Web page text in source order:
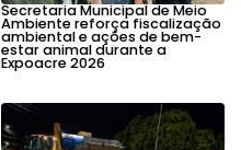
Secretaria Municipal de Meio
Ambiente reforça fiscalização
ambiental e ações de bem-
estar animal durante a
Expoacre 2026